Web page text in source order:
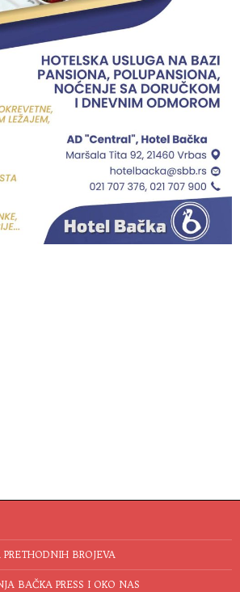
BROJEVA
BAČKA PRESS I OKO NAS